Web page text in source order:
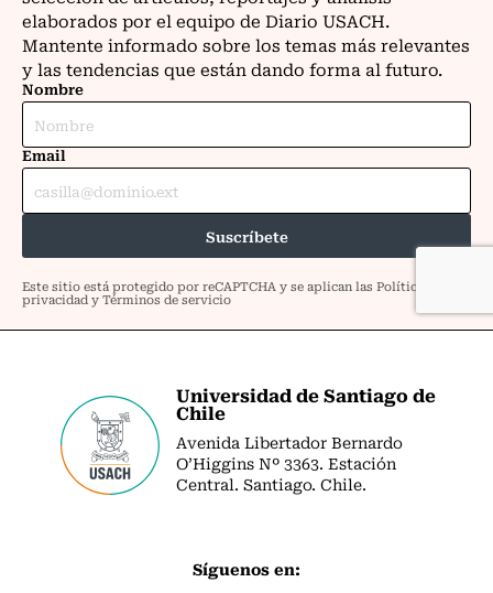
Universidad de Santiago de
Chile
Avenida Libertador Bernardo
O’Higgins Nº 3363. Estación
Central. Santiago. Chile.
Síguenos en: